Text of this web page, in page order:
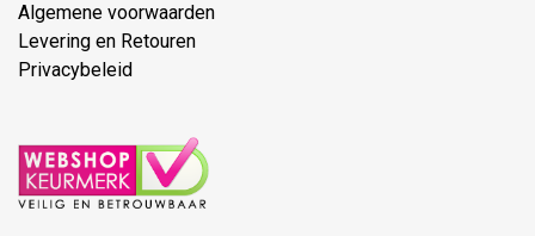
Algemene voorwaarden
Levering en Retouren
Privacybeleid